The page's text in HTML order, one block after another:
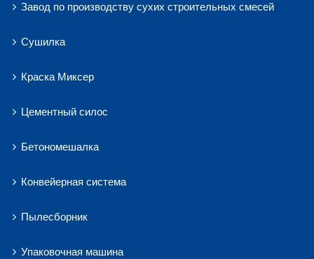
Завод по производству сухих строительных смесей
Сушилка
Краска Миксер
Цементный силос
Бетономешалка
Конвейерная система
Пылесборник
Упаковочная машина